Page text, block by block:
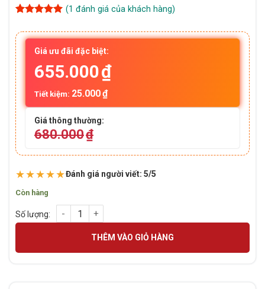
dựa trên
đánh giá
(1 đánh giá của khách hàng)
Giá ưu đãi đặc biệt:
655.000₫
Tiết kiệm: 25.000₫
Giá thông thường:
680.000₫
★★★★★Đánh giá người viết: 5/5
Còn hàng
Camera Wifi Ngoài Trời Full Color 3MP IMOU IPC-F32FP-
THÊM VÀO GIỎ HÀNG